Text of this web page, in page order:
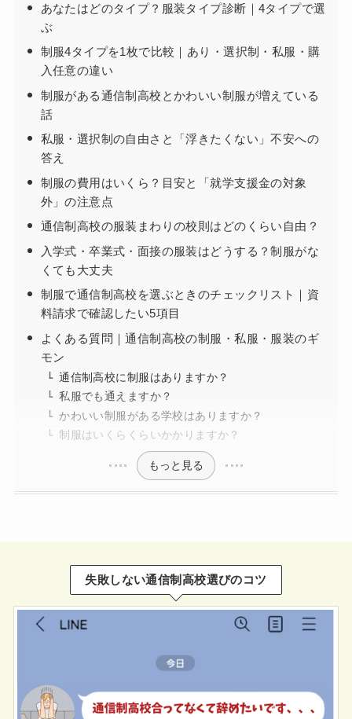
あなたはどのタイプ？服装タイプ診断｜4タイプで選
ぶ
制服4タイプを1枚で比較｜あり・選択制・私服・購
入任意の違い
制服がある通信制高校とかわいい制服が増えている
話
私服・選択制の自由さと「浮きたくない」不安への
答え
制服の費用はいくら？目安と「就学支援金の対象
外」の注意点
通信制高校の服装まわりの校則はどのくらい自由？
入学式・卒業式・面接の服装はどうする？制服がな
くても大丈夫
制服で通信制高校を選ぶときのチェックリスト｜資
料請求で確認したい5項目
よくある質問｜通信制高校の制服・私服・服装のギ
モン
通信制高校に制服はありますか？
私服でも通えますか？
かわいい制服がある学校はありますか？
制服はいくらくらいかかりますか？
もっと見る
失敗しない通信制高校選びのコツ